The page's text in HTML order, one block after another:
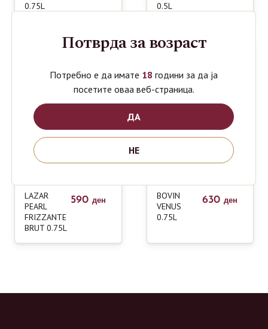
0.75L
0.5L
LAZAR
PEARL
FRIZZANTE
BRUT 0.75L
590 ден
BOVIN
VENUS
0.75L
630 ден
Потврда за возраст
Потребно е да имате 18 години за да ја
посетите оваа веб-страница.
ДА
НЕ